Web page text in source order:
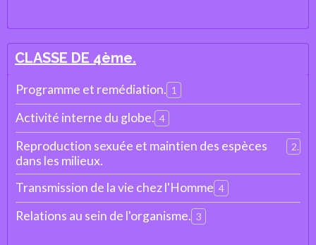
CLASSE DE 4ème.
Programme et remédiation. 1
Activité interne du globe. 4
Reproduction sexuée et maintien des espèces
dans les milieux.
2
Transmission de la vie chez l'Homme 4
Relations au sein de l'organisme. 3